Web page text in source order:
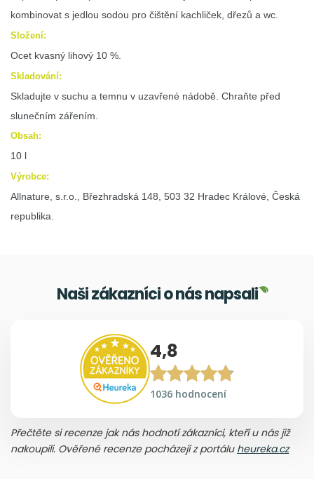
kombinovat s jedlou sodou pro čištění kachliček, dřezů a wc.
Složení:
Ocet kvasný lihový 10 %.
Skladování:
Skladujte v suchu a temnu v uzavřené nádobě. Chraňte před
slunečním zářením.
Obsah:
10 l
Výrobce:
Allnature, s.r.o., Březhradská 148, 503 32 Hradec Králové, Česká
republika.
Naši zákazníci o nás napsali
4,8
1036 hodnocení
Přečtěte si recenze jak nás hodnotí zákazníci, kteří u nás již
nakoupili. Ověřené recenze pocházejí z portálu heureka.cz